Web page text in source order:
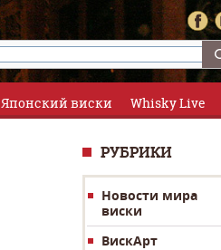
Японский виски Whisky Live
РУБРИКИ
Новости мира
виски
ВискАрт